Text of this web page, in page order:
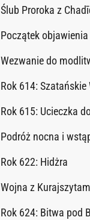
Ślub Proroka z
Początek objawienia
Wezwanie do
Rok 614: Szatańskie
Rok 615: Ucieczka
Podróż nocna i
Rok 622: Hidżra
Wojna z
Rok 624: Bitwa pod